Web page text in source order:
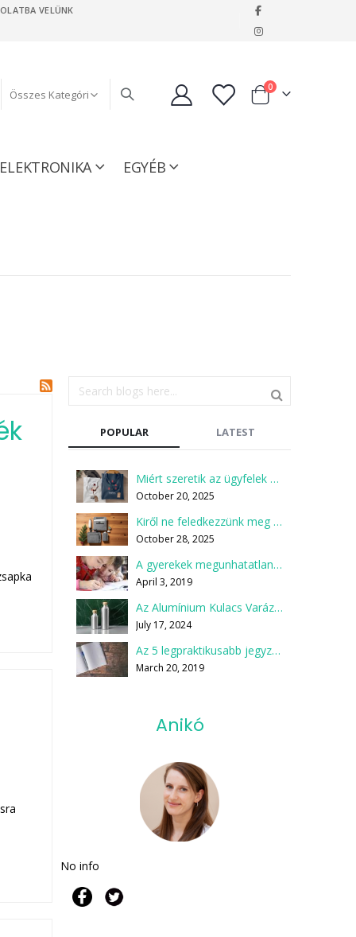
VELÜNK
Kosár
0tételeket
ELEKTRONIKA EGYÉB
POPULAR
Miért szeretik az ügyfelek a zöld ajándékokat?
October 20, 2025
Kiről ne feledkezzünk meg a karácsonyi ajándékcsomagok összeállításakor?
October 28, 2025
A gyerekek megunhatatlan kedvence a ceruza
April 3, 2019
Az Alumínium Kulacs Varázsa: Miért Válaszd Te is?
July 17, 2024
Az 5 legpraktikusabb jegyzetfüzet, jegyzettömb
March 20, 2019
LATEST
Anikó
No info